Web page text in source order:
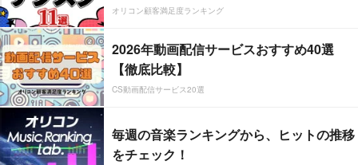
オリコン顧客満足度ランキング
2026年動画配信サービスおすすめ40選
【徹底比較】
CS動画配信サービス20選
毎週の音楽ランキングから、ヒットの推移
をチェック！